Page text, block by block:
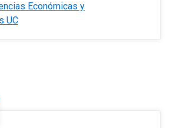
Económicas y
UC